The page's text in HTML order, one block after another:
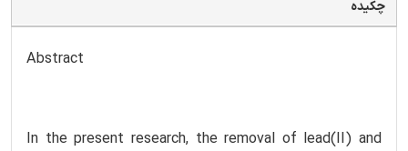
چکیده
Abstract
In the present research, the removal of lead(II) and